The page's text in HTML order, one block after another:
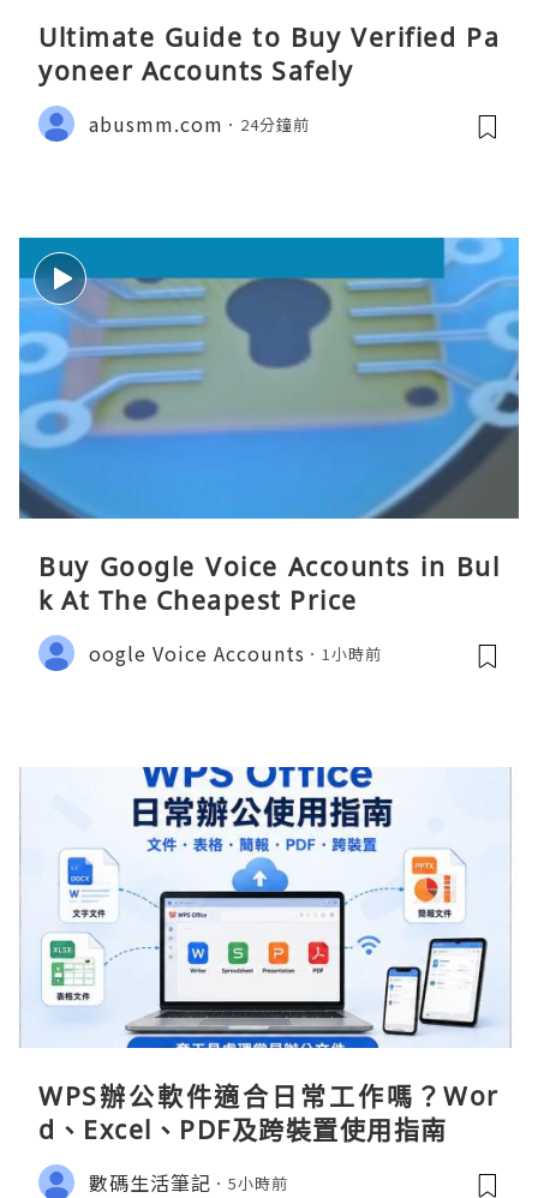
Ultimate Guide to Buy Verified Pa
yoneer Accounts Safely
abusmm.com 24分鐘前
Buy Google Voice Accounts in Bul
k At The Cheapest Price
oogle Voice Accounts 1小時前
WPS辦公軟件適合日常工作嗎？Wor
d、Excel、PDF及跨裝置使用指南
數碼生活筆記 5小時前